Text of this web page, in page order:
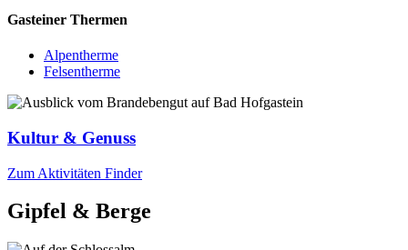
Gasteiner Thermen
Alpentherme
Felsentherme
Kultur & Genuss
Zum Aktivitäten Finder
Gipfel & Berge